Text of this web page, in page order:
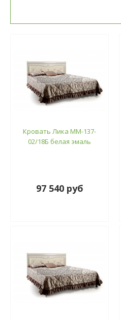
Кровать Лика ММ-137-
02/18Б белая эмаль
97 540 руб